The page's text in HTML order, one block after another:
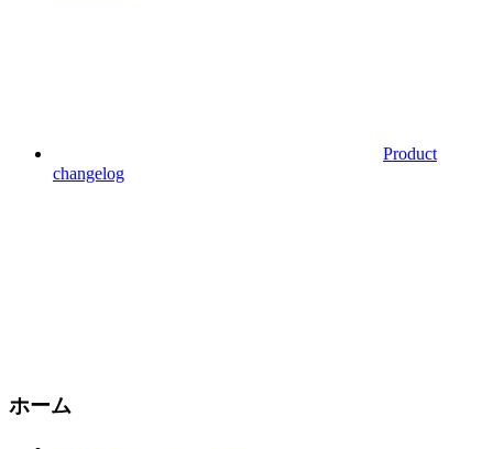
Product
changelog
ホーム